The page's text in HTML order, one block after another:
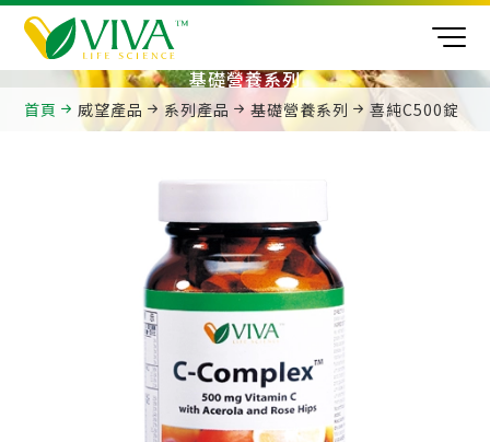
基礎營養系列
首頁 威望產品 系列產品 基礎營養系列 喜純C500錠